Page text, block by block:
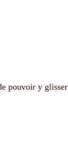
pouvoir y